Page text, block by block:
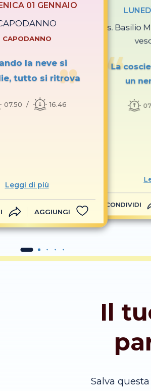
01 GENNAIO
CAPODANNO
la neve si
tutto si ritrova
07.50 16.46
Leggi di più
AGGIUNGI
Ss. Basilio
La
un
CONDIVIDI
Il
Salva